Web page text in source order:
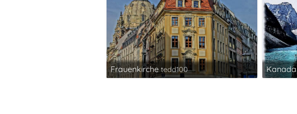
Frauenkirche tedd100 Kanada